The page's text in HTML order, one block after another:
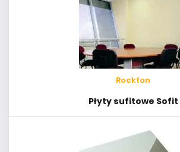
Rockfon
Płyty sufitowe Sofit